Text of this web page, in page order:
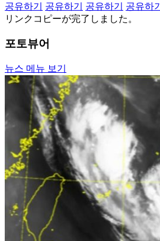
공유하기
공유하기 공유하기 공유하기
リンクコピーが完了しました。
포토뷰어
뉴스 메뉴 보기